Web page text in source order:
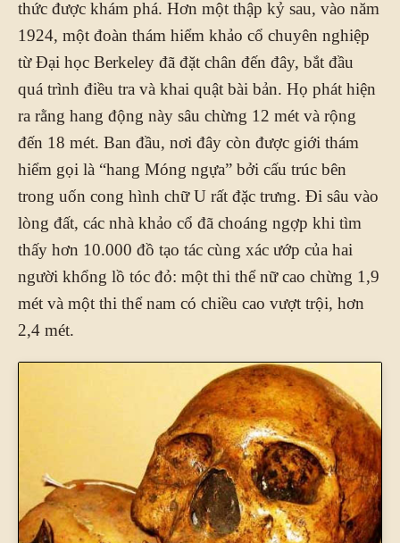
thức được khám phá. Hơn một thập kỷ sau, vào năm
1924, một đoàn thám hiểm khảo cổ chuyên nghiệp
từ Đại học Berkeley đã đặt chân đến đây, bắt đầu
quá trình điều tra và khai quật bài bản. Họ phát hiện
ra rằng hang động này sâu chừng 12 mét và rộng
đến 18 mét. Ban đầu, nơi đây còn được giới thám
hiểm gọi là “hang Móng ngựa” bởi cấu trúc bên
trong uốn cong hình chữ U rất đặc trưng. Đi sâu vào
lòng đất, các nhà khảo cổ đã choáng ngợp khi tìm
thấy hơn 10.000 đồ tạo tác cùng xác ướp của hai
người khổng lồ tóc đỏ: một thi thể nữ cao chừng 1,9
mét và một thi thể nam có chiều cao vượt trội, hơn
2,4 mét.